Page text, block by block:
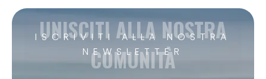
ISCRIVITI ALLA NOSTRA
NEWSLETTER
UNISCITI ALLA NOSTRA
COMUNITÀ